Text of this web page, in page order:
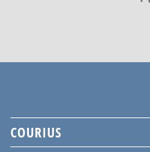
COURIUS